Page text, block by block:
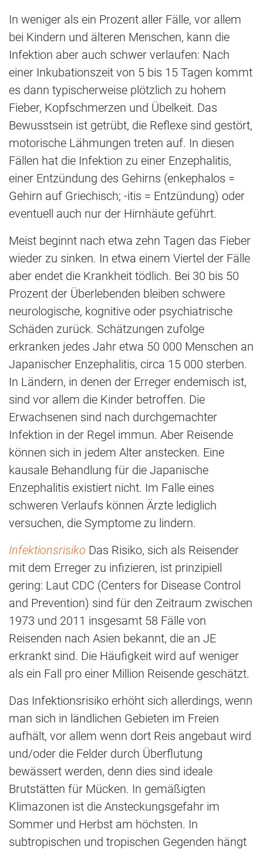
In weniger als ein Prozent aller Fälle, vor allem
bei Kindern und älteren Menschen, kann die
Infektion aber auch schwer verlaufen: Nach
einer Inkubationszeit von 5 bis 15 Tagen kommt
es dann typischerweise plötzlich zu hohem
Fieber, Kopfschmerzen und Übelkeit. Das
Bewusstsein ist getrübt, die Reflexe sind gestört,
motorische Lähmungen treten auf. In diesen
Fällen hat die Infektion zu einer Enzephalitis,
einer Entzündung des Gehirns (enkephalos =
Gehirn auf Griechisch; -itis = Entzündung) oder
eventuell auch nur der Hirnhäute geführt.
Meist beginnt nach etwa zehn Tagen das Fieber
wieder zu sinken. In etwa einem Viertel der Fälle
aber endet die Krankheit tödlich. Bei 30 bis 50
Prozent der Überlebenden bleiben schwere
neurologische, kognitive oder psychiatrische
Schäden zurück. Schätzungen zufolge
erkranken jedes Jahr etwa 50 000 Menschen an
Japanischer Enzephalitis, circa 15 000 sterben.
In Ländern, in denen der Erreger endemisch ist,
sind vor allem die Kinder betroffen. Die
Erwachsenen sind nach durchgemachter
Infektion in der Regel immun. Aber Reisende
können sich in jedem Alter anstecken. Eine
kausale Behandlung für die Japanische
Enzephalitis existiert nicht. Im Falle eines
schweren Verlaufs können Ärzte lediglich
versuchen, die Symptome zu lindern.
Infektionsrisiko Das Risiko, sich als Reisender
mit dem Erreger zu infizieren, ist prinzipiell
gering: Laut CDC (Centers for Disease Control
and Prevention) sind für den Zeitraum zwischen
1973 und 2011 insgesamt 58 Fälle von
Reisenden nach Asien bekannt, die an JE
erkrankt sind. Die Häufigkeit wird auf weniger
als ein Fall pro einer Million Reisende geschätzt.
Das Infektionsrisiko erhöht sich allerdings, wenn
man sich in ländlichen Gebieten im Freien
aufhält, vor allem wenn dort Reis angebaut wird
und/oder die Felder durch Überflutung
bewässert werden, denn dies sind ideale
Brutstätten für Mücken. In gemäßigten
Klimazonen ist die Ansteckungsgefahr im
Sommer und Herbst am höchsten. In
subtropischen und tropischen Gegenden hängt